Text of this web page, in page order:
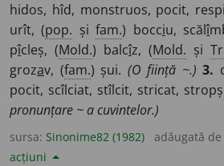
hidos, hîd, monstruos, pocit,
urît, (pop. șifam.) bocciu, scălî
pîcleș, (Mold.) balcîz, (Mold. și
grozav, (fam.) șui. (O ființă ~.) 3.
pocit, scîlciat, stîlcit, stricat,
pronunțare ~ a cuvintelor.)
sursa: Sinonime82 (1982) adăugată de
acțiuni